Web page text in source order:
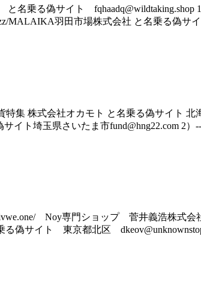
名乗る偽サイト fqhaadq@wildtaking.shop
MALAIKA羽田市場株式会社 と名乗る偽サ
特集 株式会社オカモト と名乗る偽サイト 北
イト埼玉県さいたま市fund@hng22.com 2）
Noy専門ショップ 菅井義浩株式
偽サイト 東京都北区